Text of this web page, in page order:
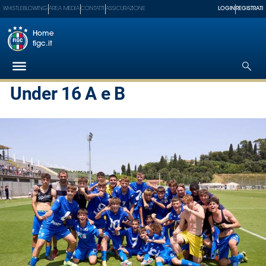
Nazionali
Partner
Tecnici
SGS
Paralimpico
Serie
A
Women
WHISTLEBLOWING AREA MEDIA CONTATTI ASSICURAZIONE LOGIN REGISTRATI
Home
figc.it
Under 16 A e B